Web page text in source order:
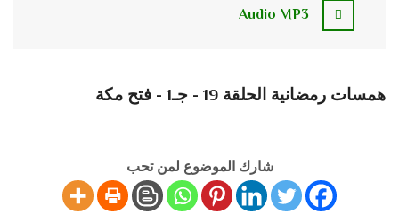
Audio MP3
همسات رمضانية الحلقة 19 - جـ1 - فتح مكة
شارك الموضوع لمن تحب